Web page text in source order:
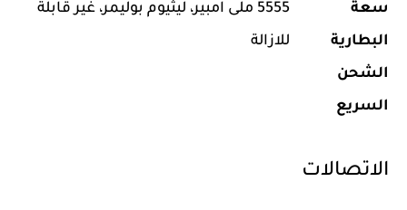
سعة
البطارية
5555 ملى امبير، ليثيوم بوليمر، غير قابلة
للازالة
الشحن
السريع
الاتصالات